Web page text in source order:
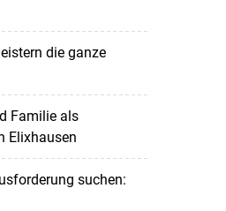
die ganze
Familie als
Elixhausen
suchen: